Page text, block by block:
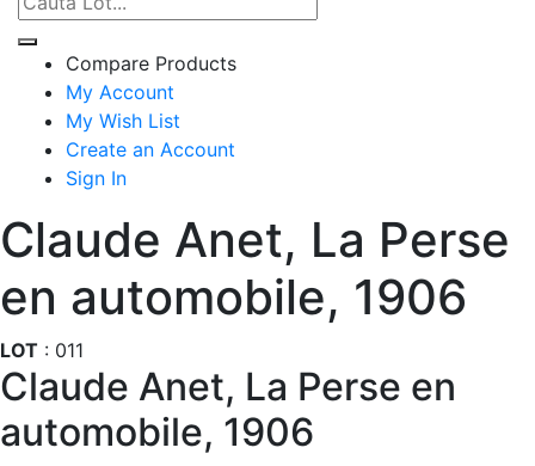
Compare Products
My Account
My Wish List
Create an Account
Sign In
Claude Anet, La Perse
en automobile, 1906
LOT : 011
Claude Anet, La Perse en
automobile, 1906